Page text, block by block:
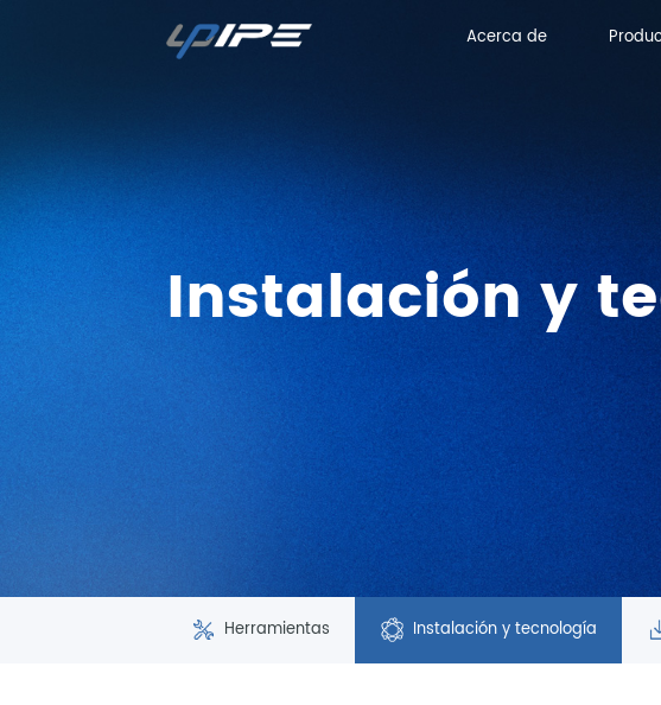
Acerca de
Instalación y
Herramientas Instalación y tecnología